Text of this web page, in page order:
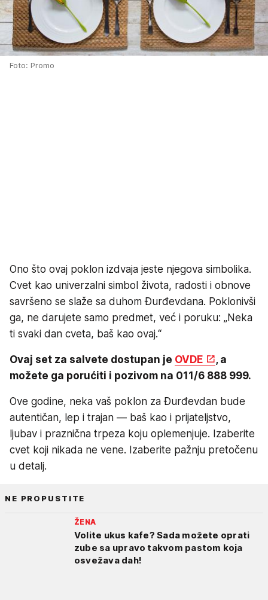
Foto: Promo
Ono što ovaj poklon izdvaja jeste njegova simbolika.
Cvet kao univerzalni simbol života, radosti i obnove
savršeno se slaže sa duhom Đurđevdana. Poklonivši
ga, ne darujete samo predmet, već i poruku: „Neka
ti svaki dan cveta, baš kao ovaj.“
Ovaj set za salvete dostupan je OVDE
, a
možete ga porućiti i pozivom na 011/6 888 999.
Ove godine, neka vaš poklon za Đurđevdan bude
autentičan, lep i trajan — baš kao i prijateljstvo,
ljubav i praznična trpeza koju oplemenjuje. Izaberite
cvet koji nikada ne vene. Izaberite pažnju pretočenu
u detalj.
NE PROPUSTITE
ŽENA
Volite ukus kafe? Sada možete oprati
zube sa upravo takvom pastom koja
osvežava dah!